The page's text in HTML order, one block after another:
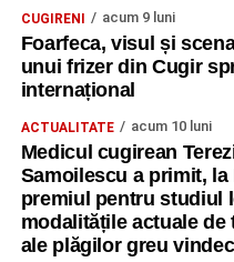
Un rezultat concret al
educațională care va
experimentate în
utilizată ulterior de
tineret.
Ceremonia de rămas-
emoțiile acumulate pe
concentrat într-un singur
CUGIRENI acum 9 luni
Foarfeca, visul și
unui frizer din Cugir
internațional
ACTUALITATE acum 10 luni
Medicul cugirean
Samoilescu a primit, la
premiul pentru studiul
modalitățile actuale de
ale plăgilor greu